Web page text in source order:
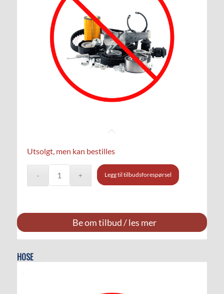
Utsolgt, men kan bestilles
Legg til tilbudsforespørsel
Be om tilbud / les mer
HOSE